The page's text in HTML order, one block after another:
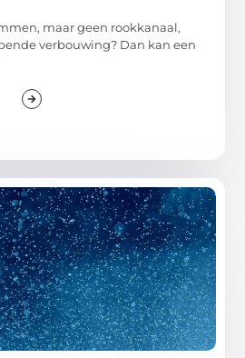
maar geen rookkanaal,
verbouwing? Dan kan een